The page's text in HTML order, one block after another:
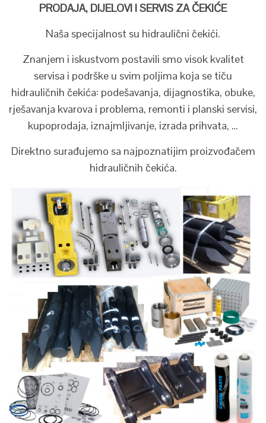
PRODAJA, DIJELOVI I SERVIS ZA ČEKIĆE
Naša specijalnost su hidraulični čekići.
Znanjem i iskustvom postavili smo visok kvalitet
servisa i podrške u svim poljima koja se tiču
hidrauličnih čekića: podešavanja, dijagnostika, obuke,
rješavanja kvarova i problema, remonti i planski servisi,
kupoprodaja, iznajmljivanje, izrada prihvata, …
Direktno surađujemo sa najpoznatijim proizvođačem
hidrauličnih čekića.